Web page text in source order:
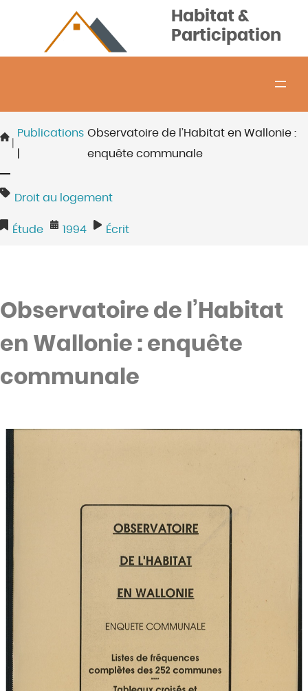
contenu
Habitat &
Participation
Publications Observatoire de l’Habitat en Wallonie :
enquête communale
Droit au logement
Étude 1994 Écrit
Observatoire de l’Habitat
en Wallonie : enquête
communale